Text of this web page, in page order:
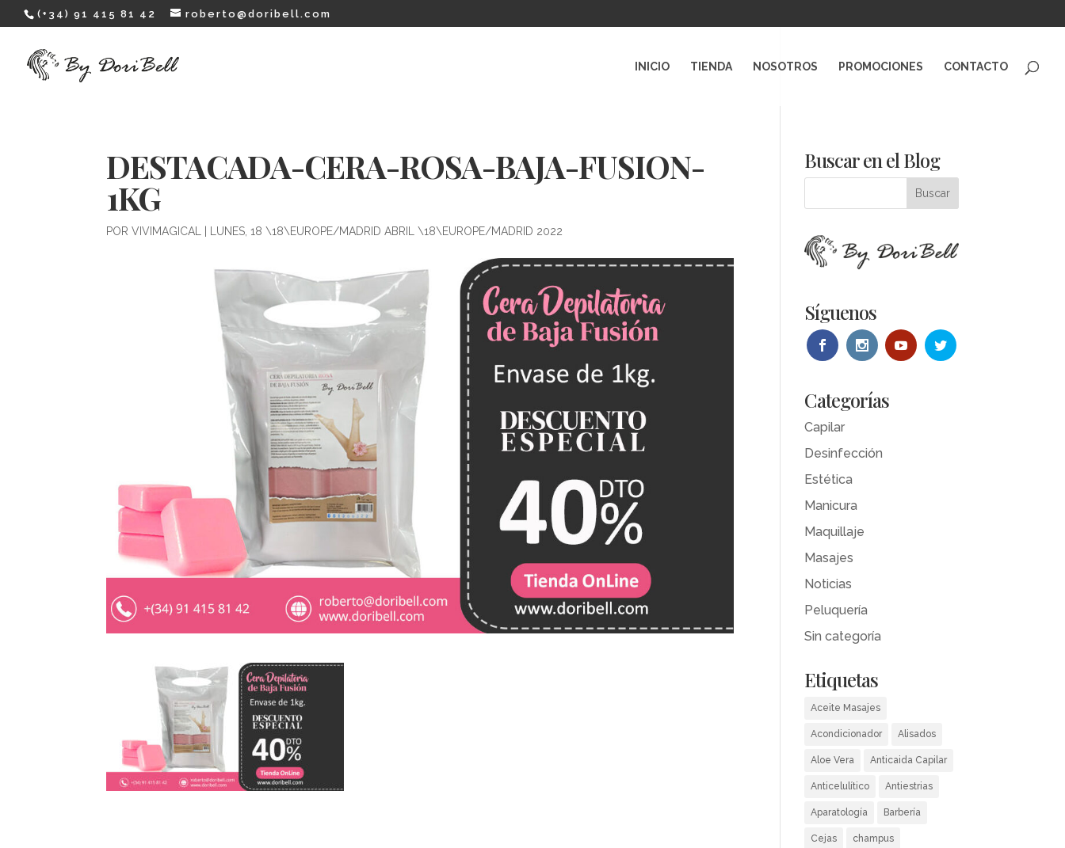
(+34) 91 415 81 42 roberto@doribell.com
INICIO TIENDA NOSOTROS PROMOCIONES CONTACTO
DESTACADA-CERA-ROSA-BAJA-FUSION-
1KG
PORVIVIMAGICAL LUNES, 18 \18\EUROPE/MADRID ABRIL \18\EUROPE/MADRID 2022
Buscar en el Blog
Síguenos
Categorías
Capilar
Desinfección
Estética
Manicura
Maquillaje
Masajes
Noticias
Peluquería
Sin categoría
Etiquetas
Aceite Masajes
Acondicionador Alisados
Aloe Vera Anticaida Capilar
Anticelulítico Antiestrias
Aparatología Barbería
Cejas champus